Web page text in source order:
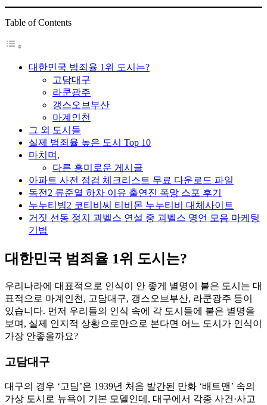
Table of Contents
대한민국 범죄율 1위 도시는?
고담대구
라쿤광주
갱스오브부산
마계인천
그 외 도시들
실제 범죄율 높은 도시 Top 10
마치며,
다른 흥미로운 게시글
아파트 사전 점검 체크리스트 무료 다운로드 파일
독전2 류준열 하차 이유 출연진 폭망 스포 후기
누누티빙2 코티비씨 티비몬 누누티비 대체사이트
거짓 선동 정치 괴벨스 연설 중 괴벨스 명언 모음 마케팅
기법
대한민국 범죄율 1위 도시는?
우리나라에 대표적으로 인식이 안 좋게 별명이 붙은 도시는 대
표적으로 마계인천, 고담대구, 갱스오브부산, 라쿤광주 등이
있습니다. 먼저 우리들의 인식 속에 각 도시들에 붙은 별명을
보며, 실제 인지적 상황으로만으로 본다면 어느 도시가 인식이
가장 안좋을까요?
고담대구
대구의 경우 ‘고담’은 1939년 처음 발간된 만화 ‘배트맨’ 속의
가상 도시로 뉴욕이 기본 모델인데, 대구에서 각종 사건·사고